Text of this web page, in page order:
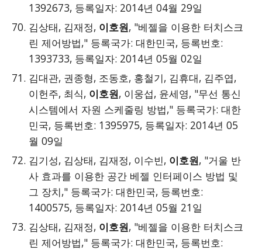
1392673, 등록일자: 2014년 04월 29일
김상태, 김재정, 이호원, "베젤을 이용한 터치스크
린 제어방법," 등록국가: 대한민국, 등록번호:
1393733, 등록일자: 2014년 05월 02일
김대관, 권종형, 조동호, 홍철기, 김휴대, 김주엽,
이헌주, 최식, 이호원, 이웅섭, 윤세영, "무선 통신
시스템에서 자원 스케줄링 방법," 등록국가: 대한
민국, 등록번호: 1395975, 등록일자: 2014년 05
월 09일
김기성, 김상태, 김재정, 이수빈, 이호원, "거울 반
사 효과를 이용한 공간 베젤 인터페이스 방법 및
그 장치," 등록국가: 대한민국, 등록번호:
1400575, 등록일자: 2014년 05월 21일
김상태, 김재정, 이호원, "베젤을 이용한 터치스크
린 제어방법," 등록국가: 대한민국, 등록번호: